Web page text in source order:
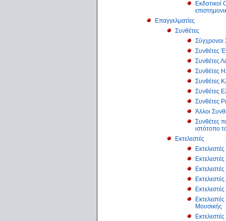
Εκδοτικοί
Επαγγελματίες
Συνθέτες
Σύγχρονοι
Συνθέτες
Συνθέτες
Συνθέτες
Συνθέτες
Συνθέτες
Συνθέτες
Άλλοι
Συνθέτες
ιστότοπο
Εκτελεστές
Μουσικής